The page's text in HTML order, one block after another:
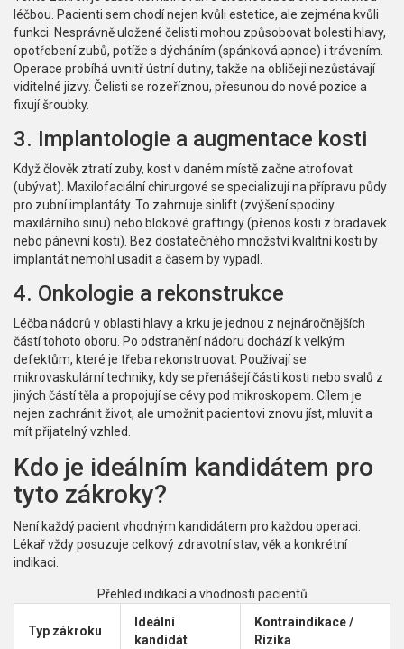
léčbou. Pacienti sem chodí nejen kvůli estetice, ale zejména kvůli
funkci. Nesprávně uložené čelisti mohou způsobovat bolesti hlavy,
opotřebení zubů, potíže s dýcháním (spánková apnoe) i trávením.
Operace probíhá uvnitř ústní dutiny, takže na obličeji nezůstávají
viditelné jizvy. Čelisti se rozeříznou, přesunou do nové pozice a
fixují šroubky.
3. Implantologie a augmentace kosti
Když člověk ztratí zuby, kost v daném místě začne atrofovat
(ubývat). Maxilofaciální chirurgové se specializují na přípravu půdy
pro zubní implantáty. To zahrnuje sinlift (zvýšení spodiny
maxilárního sinu) nebo blokové graftingy (přenos kosti z bradavek
nebo pánevní kosti). Bez dostatečného množství kvalitní kosti by
implantát nemohl usadit a časem by vypadl.
4. Onkologie a rekonstrukce
Léčba nádorů v oblasti hlavy a krku je jednou z nejnáročnějších
částí tohoto oboru. Po odstranění nádoru dochází k velkým
defektům, které je třeba rekonstruovat. Používají se
mikrovaskulární techniky, kdy se přenášejí části kosti nebo svalů z
jiných částí těla a propojují se cévy pod mikroskopem. Cílem je
nejen zachránit život, ale umožnit pacientovi znovu jíst, mluvit a
mít přijatelný vzhled.
Kdo je ideálním kandidátem pro
tyto zákroky?
Není každý pacient vhodným kandidátem pro každou operaci.
Lékař vždy posuzuje celkový zdravotní stav, věk a konkrétní
indikaci.
Přehled indikací a vhodnosti pacientů
Typ zákroku
Ideální
kandidát
Kontraindikace /
Rizika